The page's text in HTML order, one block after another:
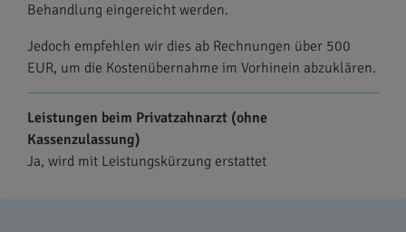
Behandlung eingereicht werden.
Jedoch empfehlen wir dies ab Rechnungen über 500
EUR, um die Kostenübernahme im Vorhinein abzuklären.
Leistungen beim Privatzahnarzt (ohne
Kassenzulassung)
Ja, wird mit Leistungskürzung erstattet